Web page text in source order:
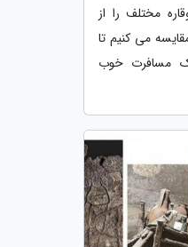
مختلف را از
می کنیم تا
مسافرت خوب